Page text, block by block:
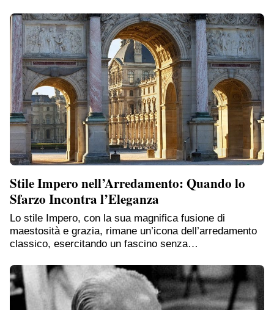
Stile Impero nell’Arredamento: Quando lo
Sfarzo Incontra l’Eleganza
Lo stile Impero, con la sua magnifica fusione di
maestosità e grazia, rimane un’icona dell’arredamento
classico, esercitando un fascino senza…